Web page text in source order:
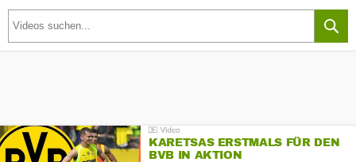
KARETSAS ERSTMALS FÜR DEN
BVB IN AKTION